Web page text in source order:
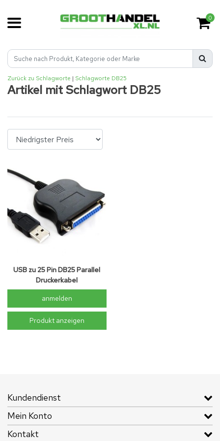
0
Zurück zu Schlagworte | Schlagworte DB25
Artikel mit Schlagwort DB25
USB zu 25 Pin DB25 Parallel
Druckerkabel
anmelden
Produkt anzeigen
Kundendienst
Mein Konto
Kontakt